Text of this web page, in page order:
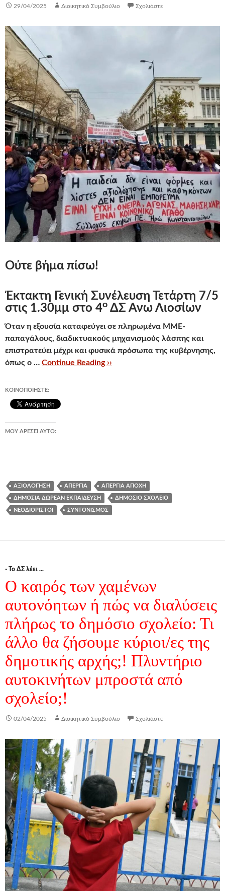
29/04/2025 Διοικητικό Συμβούλιο Σχολιάστε
Ούτε βήμα πίσω!
Έκτακτη Γενική Συνέλευση Τετάρτη 7/5
στις 1.30μμ στο 4ο ΔΣ Άνω Λιοσίων
Όταν η εξουσία καταφεύγει σε πληρωμένα ΜΜΕ-
παπαγάλους, διαδικτυακούς μηχανισμούς λάσπης και
επιστρατεύει μέχρι και φυσικά πρόσωπα της κυβέρνησης,
όπως ο … Continue Reading ››
ΚΟΙΝΟΠΟΙΉΣΤΕ:
ΜΟΥ ΑΡΈΣΕΙ ΑΥΤΌ:
ΑΞΙΟΛΌΓΗΣΗ ΑΠΕΡΓΊΑ ΑΠΕΡΓΊΑ ΑΠΟΧΉ
ΔΗΜΌΣΙΑ ΔΩΡΕΆΝ ΕΚΠΑΊΔΕΥΣΗ ΔΗΜΌΣΙΟ ΣΧΟΛΕΊΟ
ΝΕΟΔΙΌΡΙΣΤΟΙ ΣΥΝΤΟΝΙΣΜΌΣ
- Το ΔΣ λέει ...
Ο καιρός των χαμένων
αυτονόητων ή πώς να διαλύσεις
πλήρως το δημόσιο σχολείο: Τι
άλλο θα ζήσουμε κύριοι/ες της
δημοτικής αρχής;! Πλυντήριο
αυτοκινήτων μπροστά από
σχολείο;!
02/04/2025 Διοικητικό Συμβούλιο Σχολιάστε